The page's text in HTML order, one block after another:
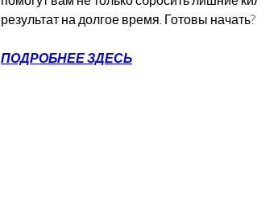
результат на долгое время. Готовы
ПОДРОБНЕЕ ЗДЕСЬ